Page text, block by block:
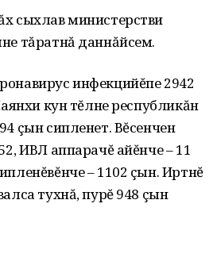
сыхлав министерстви
тăратнă даннăйсем.
инфекцийĕпе 2942
кун тĕлне республикăн
çын сипленет. Вĕсенчен
ИВЛ аппарачĕ айĕнче – 11
– 1102 çын. Иртнĕ
тухнă, пурĕ 948 çын